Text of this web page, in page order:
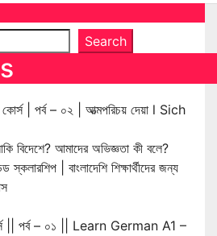
Search
| পর্ব – ০২ | আত্মপরিচয় দেয়া l Sich
বিদেশে? আমাদের অভিজ্ঞতা কী বলে?
স্কলারশিপ | বাংলাদেশি শিক্ষার্থীদের জন্য
|| পর্ব – ০১ || Learn German A1 –